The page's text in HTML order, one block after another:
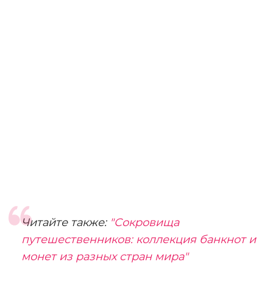
Читайте также: "Сокровища
путешественников: коллекция банкнот и
монет из разных стран мира"